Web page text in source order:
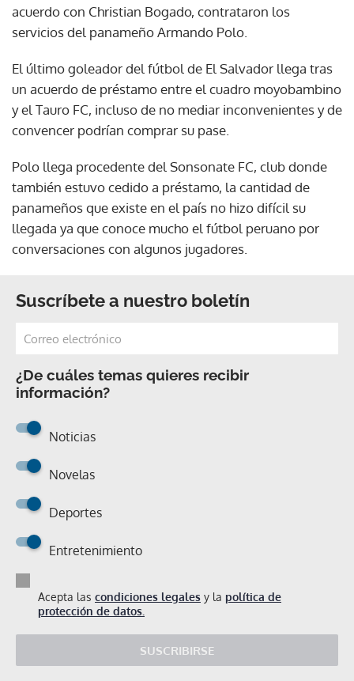
acuerdo con Christian Bogado, contrataron los
servicios del panameño Armando Polo.
El último goleador del fútbol de El Salvador llega tras
un acuerdo de préstamo entre el cuadro moyobambino
y el Tauro FC, incluso de no mediar inconvenientes y de
convencer podrían comprar su pase.
Polo llega procedente del Sonsonate FC, club donde
también estuvo cedido a préstamo, la cantidad de
panameños que existe en el país no hizo difícil su
llegada ya que conoce mucho el fútbol peruano por
conversaciones con algunos jugadores.
Suscríbete a nuestro boletín
¿De cuáles temas quieres recibir
información?
Noticias
Novelas
Deportes
Entretenimiento
Acepta las condiciones legales y la política de
protección de datos.
SUSCRIBIRSE